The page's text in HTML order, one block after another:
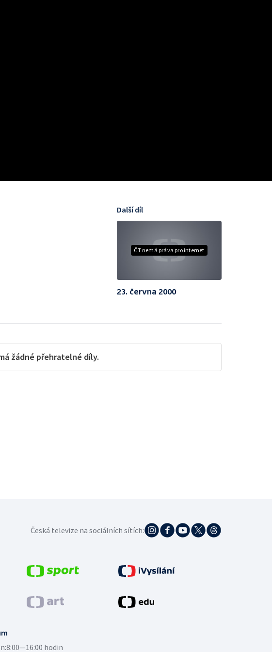
ČT nemá práva pro internet
Další díl
23. června 2000
žádné přehratelné díly.
8:00—16:00 hodin
Česká televize na sociálních sítích: